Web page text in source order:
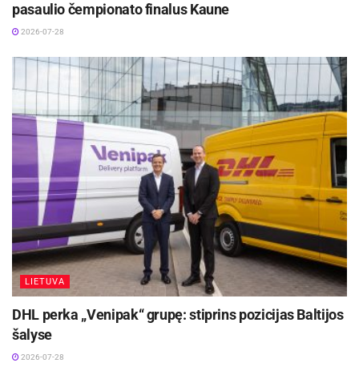
pasaulio čempionato finalus Kaune
2026-07-28
LIETUVA
DHL perka „Venipak“ grupę: stiprins pozicijas Baltijos
šalyse
2026-07-28